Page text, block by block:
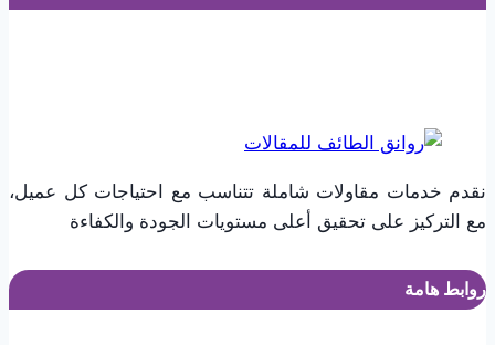
نقدم خدمات مقاولات شاملة تتناسب مع احتياجات كل عميل،
مع التركيز على تحقيق أعلى مستويات الجودة والكفاءة
روابط هامة